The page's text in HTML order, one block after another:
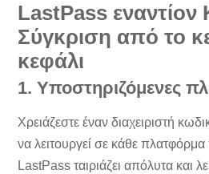
LastPass εναντίον
Σύγκριση από το
κεφάλι
1. Υποστηριζόμενες
Χρειάζεστε έναν διαχειριστή
να λειτουργεί σε κάθε
LastPass ταιριάζει απόλυτα και